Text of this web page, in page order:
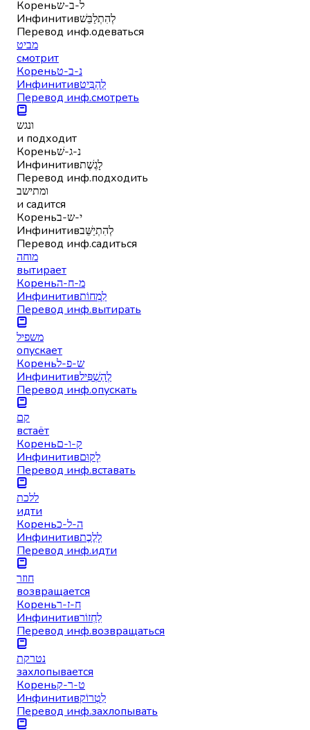
Кореньל-ב-ש
Инфинитивלְהִתְלַבֵּשׁ
Перевод инф.одеваться
מביט
смотрит
Кореньנ-ב-ט
Инфинитивלְהַבִּיט
Перевод инф.смотреть
ונגש
и подходит
Кореньנ-ג-שׁ
Инфинитивלָגֶשֶׁת
Перевод инф.подходить
ומתישב
и садится
Кореньי-ש-ב
Инфинитивלְהִתְיַשֵּׁב
Перевод инф.садиться
מוחה
вытирает
Кореньמ-ח-ה
Инфинитивלִמְחוֹת
Перевод инф.вытирать
משפיל
опускает
Кореньש-פ-ל
Инфинитивלְהַשְׁפִּיל
Перевод инф.опускать
קם
встаёт
Кореньק-ו-ם
Инфинитивלָקוּם
Перевод инф.вставать
ללכת
идти
Кореньה-ל-כ
Инфинитивלָלֶכֶת
Перевод инф.идти
חוזר
возвращается
Кореньח-ז-ר
Инфинитивלַחְזוֹר
Перевод инф.возвращаться
נטרקת
захлопывается
Кореньט-ר-ק
Инфинитивלִטְרוֹק
Перевод инф.захлопывать